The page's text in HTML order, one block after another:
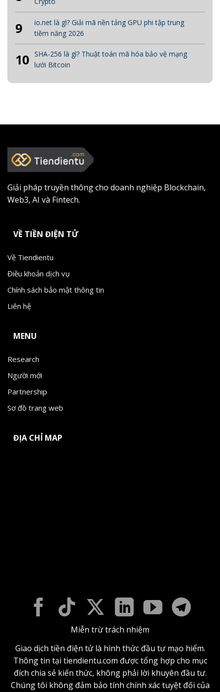
9
io.net là gì? Giải mã nền tảng GPU phi tập trung
tiềm năng 2026
10 SHA-256 là gì? Thuật toán mã hóa bảo vệ mạng
lưới Bitcoin
Giải pháp truyền thông cho doanh nghiệp Blockchain,
Web3, AI và Fintech.
VỀ TIỀN ĐIỆN TỬ
Về Tiendientu
Điều khoản dịch vụ
Chính sách bảo mật thông tin
Liên hệ
MENU
Research
Người mới
Partnership
Sơ đồ trang web
ĐỊA CHỈ MAP
Miễn trừ trách nhiệm
Giao dịch tiền điện tử là hình thức đầu tư mạo hiểm.
Thông tin tại tiendientu.com được tổng hợp cho mục
đích chia sẻ kiến thức, không phải lời khuyên đầu tư.
Chúng tôi không đảm bảo tính chính xác tuyệt đối của